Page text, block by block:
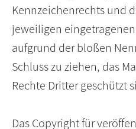
Kennzeichenrechts und
jeweiligen
aufgrund der bloßen
Schluss zu ziehen, das
Rechte Dritter geschützt
Das Copyright für